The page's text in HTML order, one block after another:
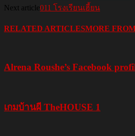
Next article011 โรงเรียนเฮี้ยน
RELATED ARTICLESMORE
Alrena Roushe’s Facebook
เกมบ้านผี TheHOUSE 1